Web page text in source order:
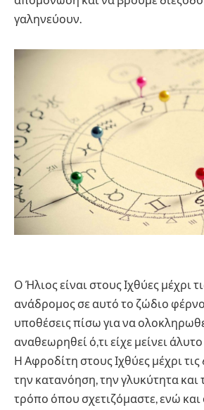
γαληνεύουν.
Ο Ήλιος είναι στους Ιχθύες μέχρι
ανάδρομος σε αυτό το ζώδιο
υποθέσεις πίσω για να
αναθεωρηθεί ό,τι είχε μείνει
Η Αφροδίτη στους Ιχθύες μέχρι τις
την κατανόηση, την γλυκύτητα
τρόπο όπου σχετιζόμαστε, ενώ και